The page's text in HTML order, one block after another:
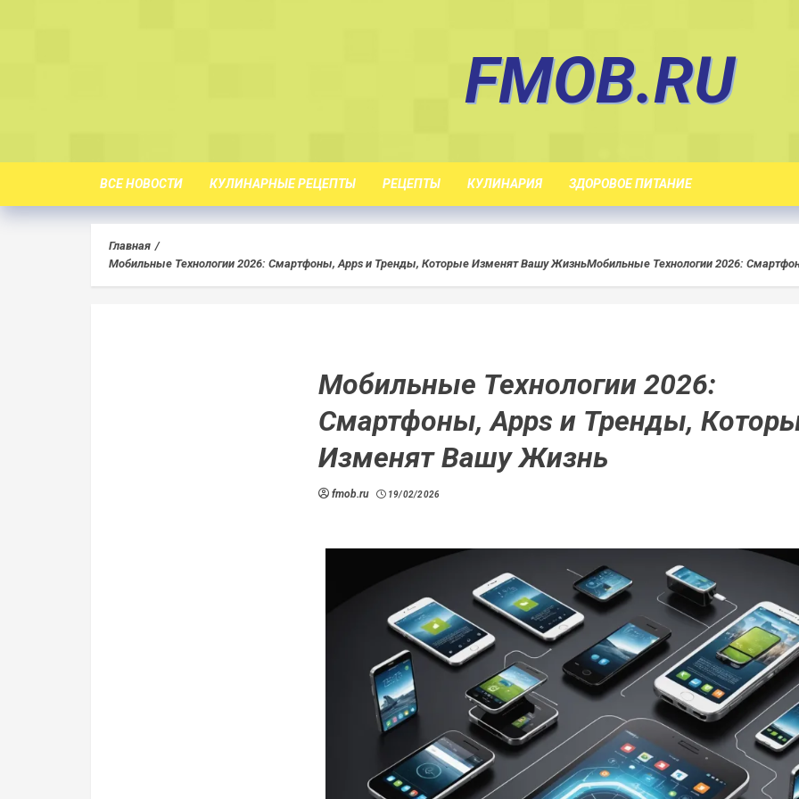
FMOB.RU
ВСЕ НОВОСТИ КУЛИНАРНЫЕ РЕЦЕПТЫ РЕЦЕПТЫ КУЛИНАРИЯ ЗДОРОВОЕ ПИТАНИЕ
Главная
Мобильные Технологии 2026: Смартфоны, Apps и Тренды, Которые Изменят Вашу ЖизньМобильные Технологии 2026:
Мобильные Технологии 2026:
Смартфоны, Apps и Тренды,
Изменят Вашу Жизнь
fmob.ru 19/02/2026